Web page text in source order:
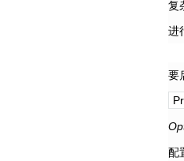
复
进
要
配